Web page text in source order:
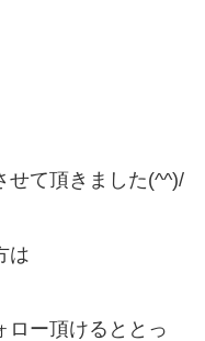
せて頂きました(^^)/
は
ロー頂けるととっ